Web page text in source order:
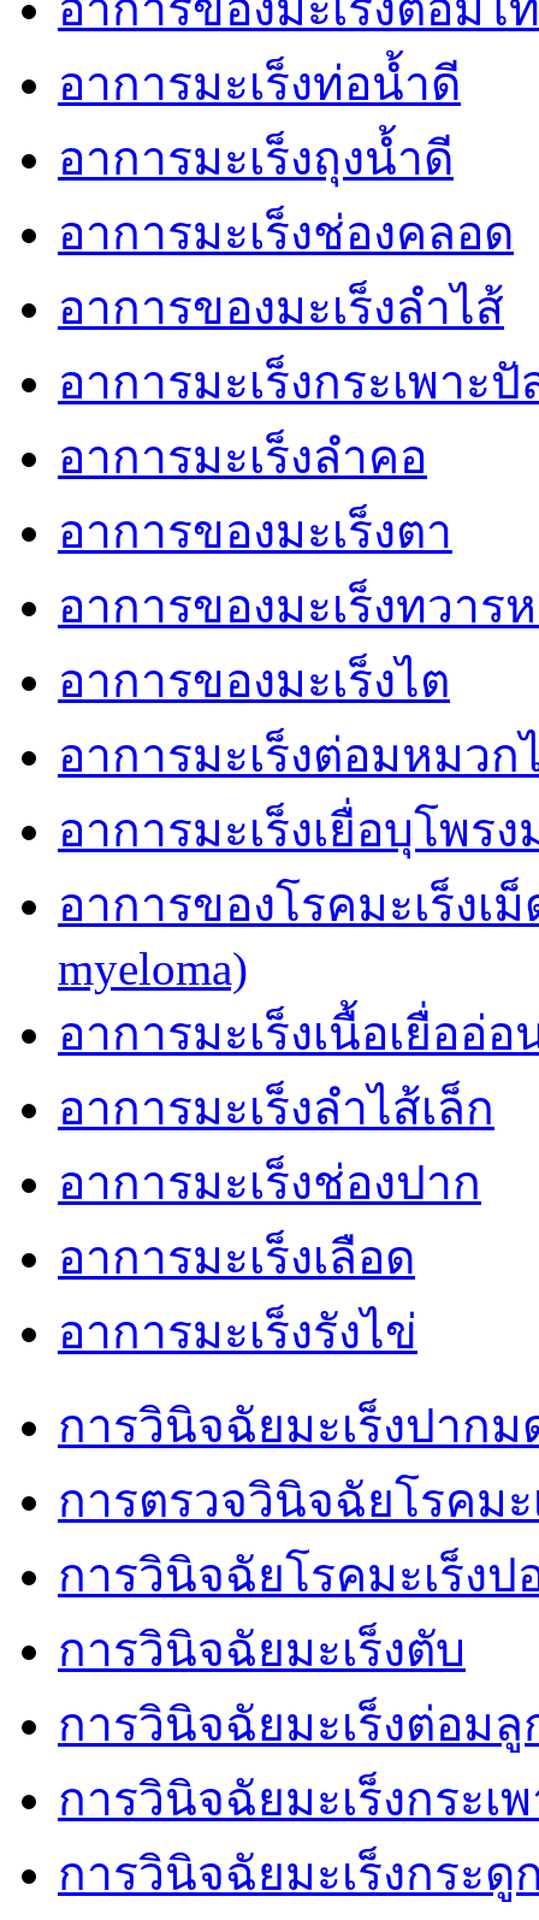
อาการมะเร็งท่อน้ำดี
อาการมะเร็งถุงน้ำดี
อาการมะเร็งช่องคลอด
อาการของมะเร็งลำไส้
อาการมะเร็งกระเพาะ
อาการมะเร็งลำคอ
อาการของมะเร็งตา
อาการของมะเร็งทวาร
อาการของมะเร็งไต
อาการมะเร็งต่อมหมวก
อาการมะเร็งเยื่อบุโพร
อาการของโรคมะเร็งเ
myeloma)
อาการมะเร็งเนื้อเยื่ออ่อ
อาการมะเร็งลำไส้เล็ก
อาการมะเร็งช่องปาก
อาการมะเร็งเลือด
อาการมะเร็งรังไข่
การวินิจฉัยมะเร็งปากม
การตรวจวินิจฉัยโรคมะ
การวินิจฉัยโรคมะเร็งป
การวินิจฉัยมะเร็งตับ
การวินิจฉัยมะเร็งต่อม
การวินิจฉัยมะเร็งกระเ
การวินิจฉัยมะเร็งกระดู